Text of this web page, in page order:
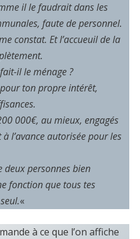
il le faudrait dans les
faute de personnel.
constat. Et l’accueuil de la
il le ménage ?
ton propre intérêt,
000€, au mieux, engagés
l’avance autorisée pour les
deux personnes bien
fonction que tous tes
«
à ce que l’on affiche